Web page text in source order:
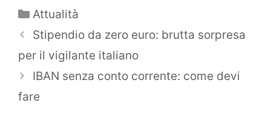
Categorie
Attualità
Stipendio da zero euro: brutta sorpresa
per il vigilante italiano
IBAN senza conto corrente: come devi
fare